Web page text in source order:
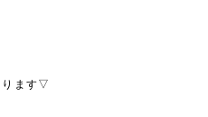
ります▽